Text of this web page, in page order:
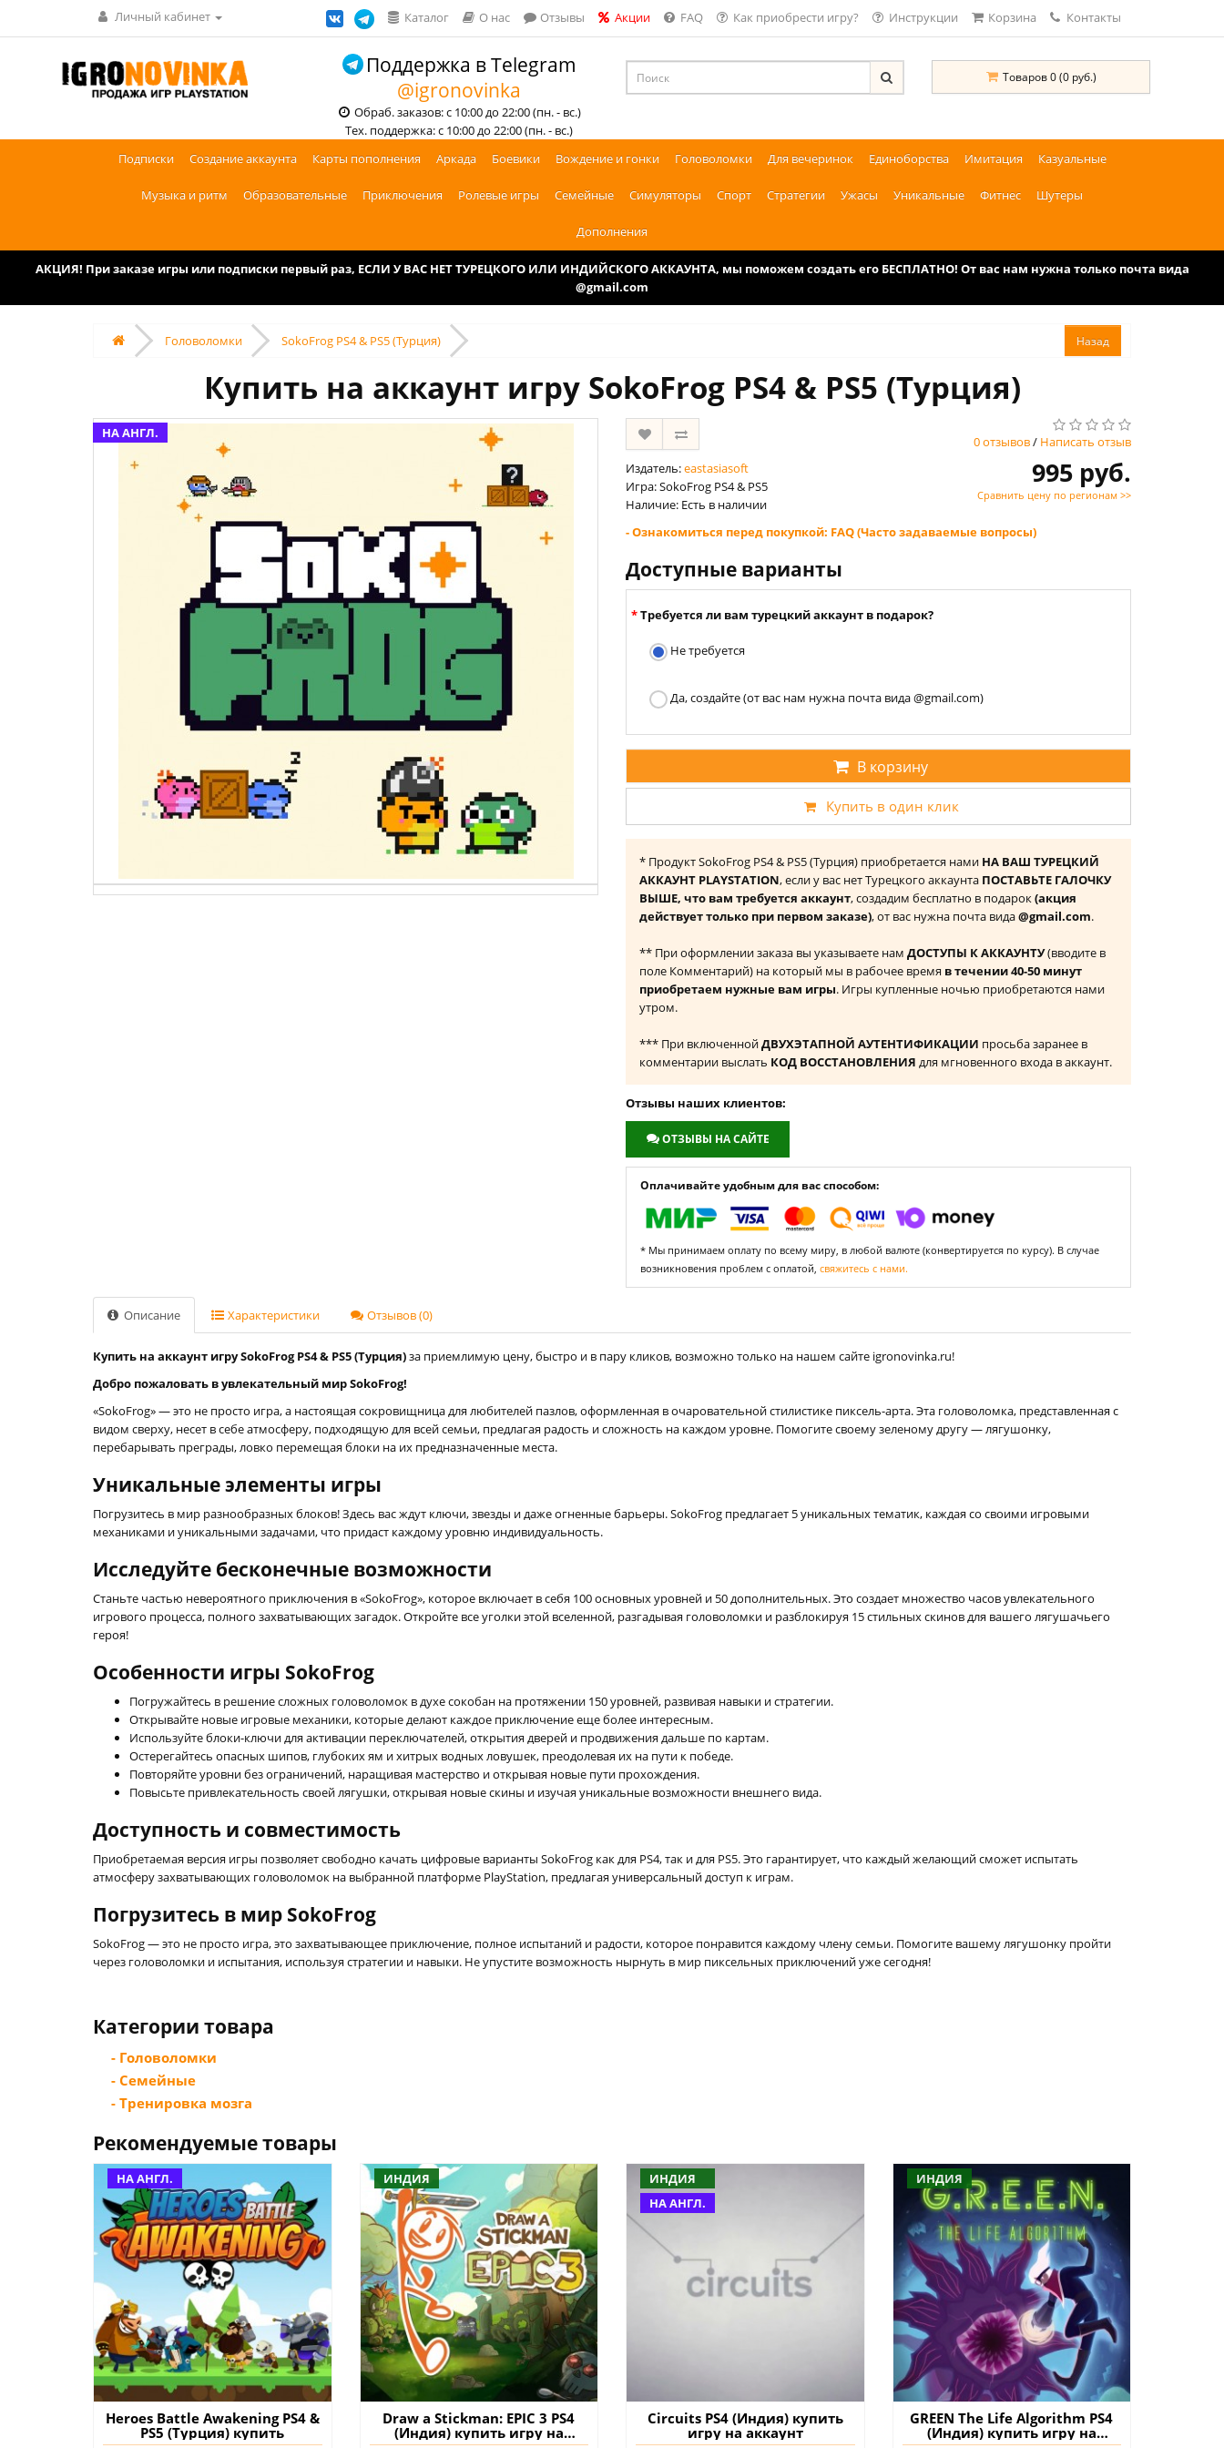
Личный кабинет Каталог О нас Отзывы Акции FAQ Как приобрести игру? Инструкции Корзина Контакты
Поддержка в Telegram
@igronovinka
Обраб. заказов: с 10:00 до 22:00 (пн. - вс.)
Тех. поддержка: с 10:00 до 22:00 (пн. - вс.)
Товаров 0 (0 руб.)
Подписки Создание аккаунта Карты пополнения Аркада Боевики Вождение и гонки Головоломки Для вечеринок Единоборства Имитация Казуальные
Музыка и ритм Образовательные Приключения Ролевые игры Семейные Симуляторы Спорт Стратегии Ужасы Уникальные Фитнес Шутеры
Дополнения
АКЦИЯ! При заказе игры или подписки первый раз, ЕСЛИ У ВАС НЕТ ТУРЕЦКОГО ИЛИ ИНДИЙСКОГО АККАУНТА, мы поможем создать его БЕСПЛАТНО! От вас нам нужна только почта вида
@gmail.com
Головоломки SokoFrog PS4 & PS5 (Турция)
Купить на аккаунт игру SokoFrog PS4 & PS5 (Турция)
НА АНГЛ.
0 отзывов/ Написать отзыв
Издатель:eastasiasoft
Игра: SokoFrog PS4 & PS5
Наличие: Есть в наличии
995 руб.
Сравнить цену по регионам >>
- Ознакомиться перед покупкой: FAQ (Часто задаваемые вопросы)
Доступные варианты
Требуется ли вам турецкий аккаунт в подарок?
Не требуется
Да, создайте (от вас нам нужна почта вида @gmail.com)
В корзину
Купить в один клик
* Продукт SokoFrog PS4 & PS5 (Турция) приобретается нами НА ВАШ ТУРЕЦКИЙ
АККАУНТ PLAYSTATION, если у вас нет Турецкого аккаунта ПОСТАВЬТЕ ГАЛОЧКУ
ВЫШЕ, что вам требуется аккаунт, создадим бесплатно в подарок(акция
действует только при первом заказе), от вас нужна почта вида@gmail.com.
** При оформлении заказа вы указываете нам ДОСТУПЫ К АККАУНТУ(вводите в
поле Комментарий) на который мы в рабочее время в течении 40-50 минут
приобретаем нужные вам игры. Игры купленные ночью приобретаются нами
утром.
*** При включеннойДВУХЭТАПНОЙ АУТЕНТИФИКАЦИИ просьба заранее в
комментарии выслать КОД ВОССТАНОВЛЕНИЯ для мгновенного входа в аккаунт.
Отзывы наших клиентов:
ОТЗЫВЫ НА САЙТЕ
Оплачивайте удобным для вас способом:
* Мы принимаем оплату по всему миру, в любой валюте (конвертируется по курсу). В случае
возникновения проблем с оплатой, свяжитесь с нами.
Описание Характеристики Отзывов (0)
Купить на аккаунт игру SokoFrog PS4 & PS5 (Турция)за приемлимую цену, быстро и в пару кликов, возможно только на нашем сайте igronovinka.ru!
Добро пожаловать в увлекательный мир SokoFrog!
«SokoFrog» — это не просто игра, а настоящая сокровищница для любителей пазлов, оформленная в очаровательной стилистике пиксель-арта. Эта головоломка, представленная с
видом сверху, несет в себе атмосферу, подходящую для всей семьи, предлагая радость и сложность на каждом уровне. Помогите своему зеленому другу — лягушонку,
перебарывать преграды, ловко перемещая блоки на их предназначенные места.
Уникальные элементы игры
Погрузитесь в мир разнообразных блоков! Здесь вас ждут ключи, звезды и даже огненные барьеры. SokoFrog предлагает 5 уникальных тематик, каждая со своими игровыми
механиками и уникальными задачами, что придаст каждому уровню индивидуальность.
Исследуйте бесконечные возможности
Станьте частью невероятного приключения в «SokoFrog», которое включает в себя 100 основных уровней и 50 дополнительных. Это создает множество часов увлекательного
игрового процесса, полного захватывающих загадок. Откройте все уголки этой вселенной, разгадывая головоломки и разблокируя 15 стильных скинов для вашего лягушачьего
героя!
Особенности игры SokoFrog
Погружайтесь в решение сложных головоломок в духе сокобан на протяжении 150 уровней, развивая навыки и стратегии.
Открывайте новые игровые механики, которые делают каждое приключение еще более интересным.
Используйте блоки-ключи для активации переключателей, открытия дверей и продвижения дальше по картам.
Остерегайтесь опасных шипов, глубоких ям и хитрых водных ловушек, преодолевая их на пути к победе.
Повторяйте уровни без ограничений, наращивая мастерство и открывая новые пути прохождения.
Повысьте привлекательность своей лягушки, открывая новые скины и изучая уникальные возможности внешнего вида.
Доступность и совместимость
Приобретаемая версия игры позволяет свободно качать цифровые варианты SokoFrog как для PS4, так и для PS5. Это гарантирует, что каждый желающий сможет испытать
атмосферу захватывающих головоломок на выбранной платформе PlayStation, предлагая универсальный доступ к играм.
Погрузитесь в мир SokoFrog
SokoFrog — это не просто игра, это захватывающее приключение, полное испытаний и радости, которое понравится каждому члену семьи. Помогите вашему лягушонку пройти
через головоломки и испытания, используя стратегии и навыки. Не упустите возможность нырнуть в мир пиксельных приключений уже сегодня!
Категории товара
- Головоломки
- Семейные
- Тренировка мозга
Рекомендуемые товары
НА АНГЛ.
Heroes Battle Awakening PS4 &
PS5 (Турция) купить
ИНДИЯ
Draw a Stickman: EPIC 3 PS4
(Индия) купить игру на
ИНДИЯ
НА АНГЛ.
Circuits PS4 (Индия) купить
игру на аккаунт
ИНДИЯ
GREEN The Life Algorithm PS4
(Индия) купить игру на